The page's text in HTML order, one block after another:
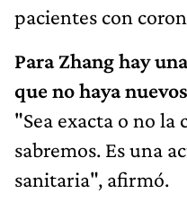
pacientes con
Para Zhang hay
que no haya
"Sea exacta o no la
sabremos. Es una
sanitaria", afirmó.